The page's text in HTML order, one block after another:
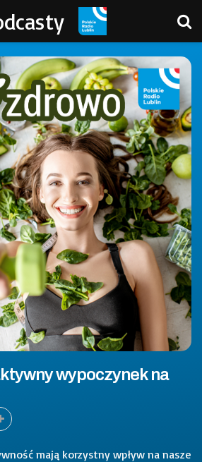
wypoczynek na
mają korzystny wpływ na nasze